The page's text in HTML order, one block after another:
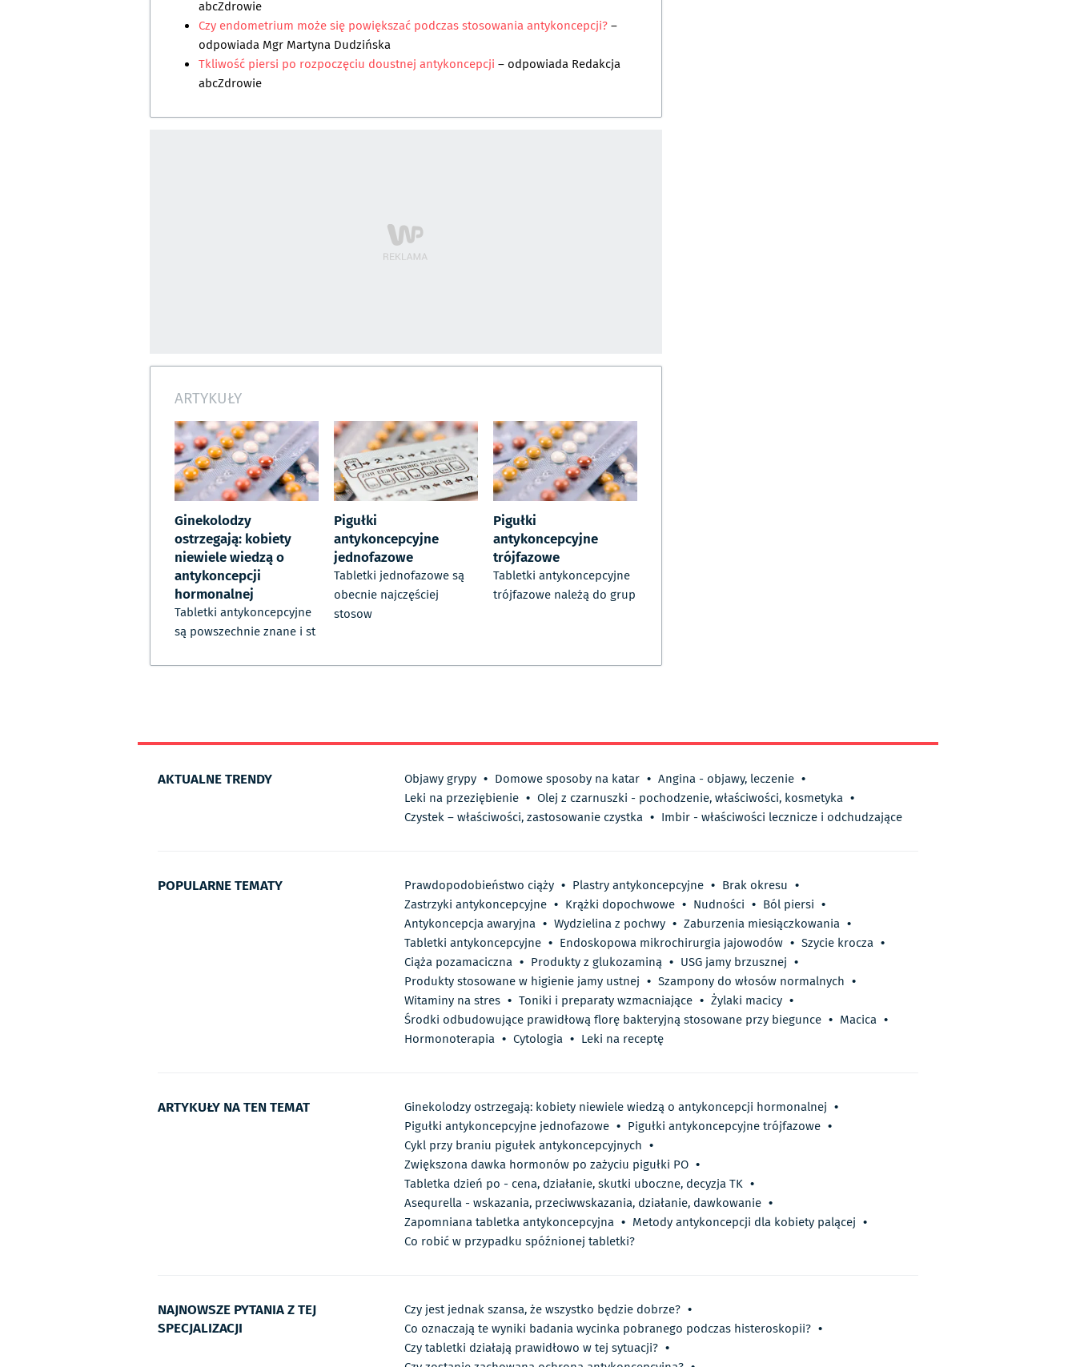
abcZdrowie
Czy endometrium może się powiększać podczas stosowania antykoncepcji?–
odpowiada Mgr Martyna Dudzińska
Tkliwość piersi po rozpoczęciu doustnej antykoncepcji – odpowiada Redakcja
abcZdrowie
ARTYKUŁY
Ginekolodzy
ostrzegają: kobiety
niewiele wiedzą o
antykoncepcji
hormonalnej
Tabletki antykoncepcyjne
są powszechnie znane i st
Pigułki
antykoncepcyjne
jednofazowe
Tabletki jednofazowe są
obecnie najczęściej
stosow
Pigułki
antykoncepcyjne
trójfazowe
Tabletki antykoncepcyjne
trójfazowe należą do grup
AKTUALNE TRENDY Objawy grypy • Domowe sposoby na katar • Angina - objawy, leczenie •
Leki na przeziębienie • Olej z czarnuszki - pochodzenie, właściwości, kosmetyka •
Czystek – właściwości, zastosowanie czystka • Imbir - właściwości lecznicze i odchudzające
POPULARNE TEMATY Prawdopodobieństwo ciąży • Plastry antykoncepcyjne • Brak okresu •
Zastrzyki antykoncepcyjne • Krążki dopochwowe • Nudności • Ból piersi •
Antykoncepcja awaryjna • Wydzielina z pochwy • Zaburzenia miesiączkowania •
Tabletki antykoncepcyjne • Endoskopowa mikrochirurgia jajowodów • Szycie krocza •
Ciąża pozamaciczna • Produkty z glukozaminą • USG jamy brzusznej •
Produkty stosowane w higienie jamy ustnej • Szampony do włosów normalnych •
Witaminy na stres • Toniki i preparaty wzmacniające • Żylaki macicy •
Środki odbudowujące prawidłową florę bakteryjną stosowane przy biegunce • Macica •
Hormonoterapia • Cytologia • Leki na receptę
ARTYKUŁY NA TEN TEMAT Ginekolodzy ostrzegają: kobiety niewiele wiedzą o antykoncepcji hormonalnej •
Pigułki antykoncepcyjne jednofazowe • Pigułki antykoncepcyjne trójfazowe •
Cykl przy braniu pigułek antykoncepcyjnych •
Zwiększona dawka hormonów po zażyciu pigułki PO •
Tabletka dzień po - cena, działanie, skutki uboczne, decyzja TK •
Asequrella - wskazania, przeciwwskazania, działanie, dawkowanie •
Zapomniana tabletka antykoncepcyjna • Metody antykoncepcji dla kobiety palącej •
Co robić w przypadku spóźnionej tabletki?
NAJNOWSZE PYTANIA Z TEJ
SPECJALIZACJI
Czy jest jednak szansa, że wszystko będzie dobrze? •
Co oznaczają te wyniki badania wycinka pobranego podczas histeroskopii? •
Czy tabletki działają prawidłowo w tej sytuacji? •